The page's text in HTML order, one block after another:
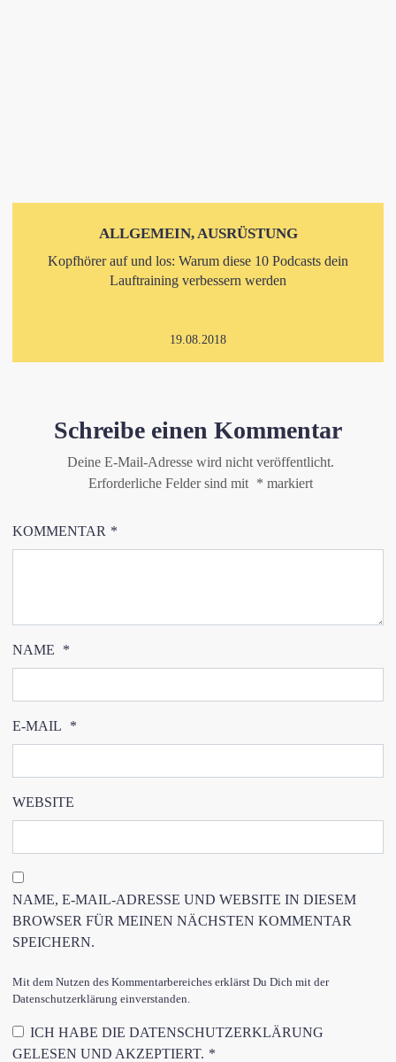
ALLGEMEIN, AUSRÜSTUNG
Kopfhörer auf und los: Warum diese 10 Podcasts dein
Lauftraining verbessern werden
19.08.2018
Schreibe einen Kommentar
Deine E-Mail-Adresse wird nicht veröffentlicht.
Erforderliche Felder sind mit * markiert
KOMMENTAR *
NAME *
E-MAIL *
WEBSITE
NAME, E-MAIL-ADRESSE UND WEBSITE IN DIESEM
BROWSER FÜR MEINEN NÄCHSTEN KOMMENTAR
SPEICHERN.
Mit dem Nutzen des Kommentarbereiches erklärst Du Dich mit der
Datenschutzerklärung einverstanden.
ICH HABE DIE DATENSCHUTZERKLÄRUNG
GELESEN UND AKZEPTIERT. *